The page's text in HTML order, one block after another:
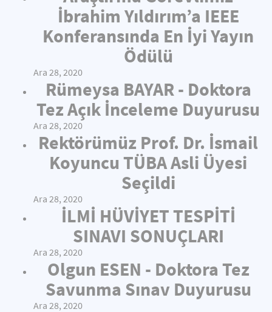
İbrahim Yıldırım’a IEEE
Konferansında En İyi Yayın
Ödülü
Ara 28, 2020
Rümeysa BAYAR - Doktora
Tez Açık İnceleme Duyurusu
Ara 28, 2020
Rektörümüz Prof. Dr. İsmail
Koyuncu TÜBA Asli Üyesi
Seçildi
Ara 28, 2020
İLMİ HÜVİYET TESPİTİ
SINAVI SONUÇLARI
Ara 28, 2020
Olgun ESEN - Doktora Tez
Savunma Sınav Duyurusu
Ara 28, 2020